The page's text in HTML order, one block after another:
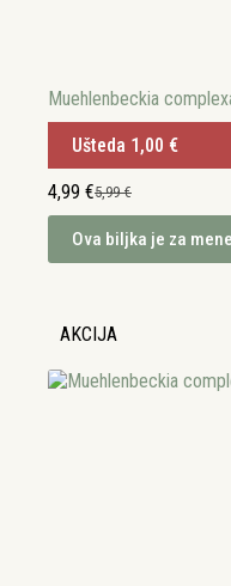
Muehlenbeckia
Ušteda 1,00 €
5,99€
Izvorna
bila
je:
4,99 €Trenutna
je:
4,99 €.
Ova biljka je za mene
AKCIJA